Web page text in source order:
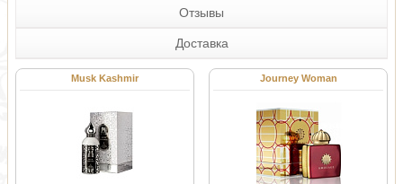
Отзывы
Доставка
Musk Kashmir Journey Woman